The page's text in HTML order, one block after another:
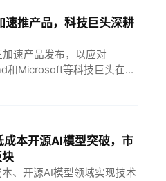
速推产品，科技巨头深耕
速产品发布，以应对
和Microsoft等科技巨头在国
区日益扩大的影响力。对当
本开源AI模型突破，市
、开源AI模型领域实现技术